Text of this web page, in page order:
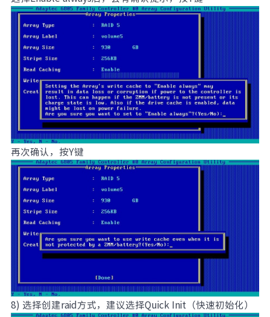
再次确认，按Y键
8) 选择创建raid方式，建议选择Quick Init（快速初始化）